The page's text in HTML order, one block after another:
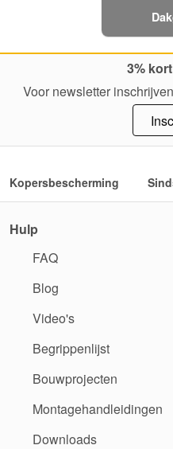
3%
Voor newsletter
Kopersbescherming
Hulp
FAQ
Blog
Video's
Begrippenlijst
Bouwprojecten
Montagehandleidingen
Downloads